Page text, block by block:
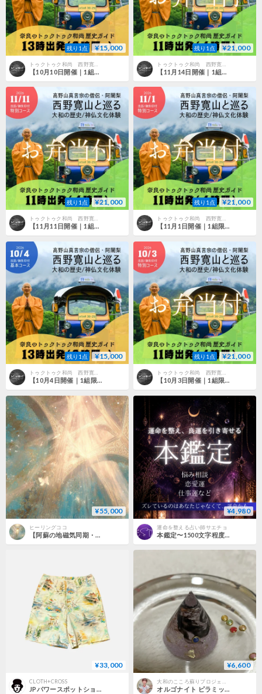
残り1点 ¥15,000
【10月10日開催｜1組限定・3名様まで】西野寛山和尚と巡る 桜井の歴史・神仏文化体験｜法話・御朱印付き
残り1点 ¥21,000
【11月14日開催｜1組限定・3名様まで】西野寛山和尚と巡る 桜井の歴史・神仏文化体験｜法話・御朱印・弁当付き
残り1点 ¥21,000
【11月11日開催｜1組限定・3名様まで】西野寛山和尚と巡る 桜井の歴史・神仏文化体験｜法話・御朱印・弁当付き
残り1点 ¥21,000
【11月1日開催｜1組限定・3名様まで】西野寛山和尚と巡る 桜井の歴史・神仏文化体験｜法話・御朱印・弁当付き
残り1点 ¥15,000
トゥクトゥク和尚 西野寛山ショップ
【10月4日開催｜1組限定・3名様まで】西野寛山和尚と巡る 桜井の歴史・神仏文化体験｜法話・御朱印付き
残り1点 ¥21,000
トゥクトゥク和尚 西野寛山ショップ
【10月3日開催｜1組限定・3名様まで】西野寛山和尚と巡る 桜井の歴史・神仏文化体験｜法話・御朱印・弁当付き
¥55,000
ヒーリングココ
¥4,980
運命を整える占い師サエチョ
¥33,000
CLOTH+CROSS
JPパワースポットショーツ 【BRU NA BOINNE】
¥6,600
オルゴナイト ピラミッド 小(伊勢☯出雲の波動水晶入り)＜黒龍さん>